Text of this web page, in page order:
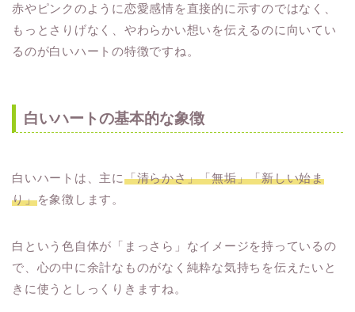
赤やピンクのように恋愛感情を直接的に示すのではなく、
もっとさりげなく、やわらかい想いを伝えるのに向いてい
るのが白いハートの特徴ですね。
白いハートの基本的な象徴
白いハートは、主に「清らかさ」「無垢」「新しい始ま
り」を象徴します。
白という色自体が「まっさら」なイメージを持っているの
で、心の中に余計なものがなく純粋な気持ちを伝えたいと
きに使うとしっくりきますね。